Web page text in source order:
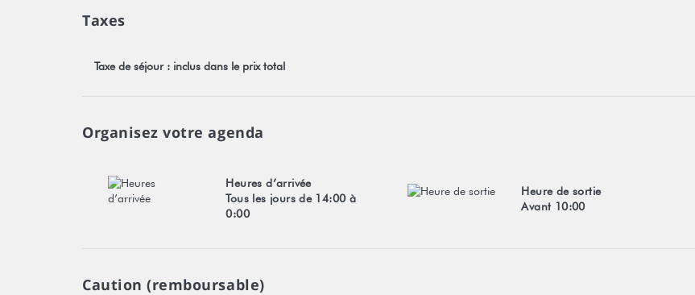
Taxes
Taxe de séjour : inclus dans le prix total
Organisez votre agenda
Heures d’arrivée
Tous les jours de 14:00 à
0:00
Heure de sortie
Avant 10:00
Caution (remboursable)